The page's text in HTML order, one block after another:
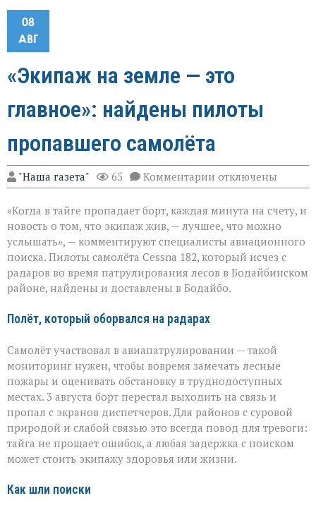
08
АВГ
«Экипаж на земле — это
главное»: найдены пилоты
пропавшего самолёта
"Наша газета" 65 Комментарии к
записи
на
земле — это
главное»:
найдены
пилоты
пропавшего
самолёта
отключены
«Когда в тайге пропадает борт, каждая минута на счету, и
новость о том, что экипаж жив, — лучшее, что можно
услышать», — комментируют специалисты авиационного
поиска. Пилоты самолёта Cessna 182, который исчез с
радаров во время патрулирования лесов в Бодайбинском
районе, найдены и доставлены в Бодайбо.
Полёт, который оборвался на радарах
Самолёт участвовал в авиапатрулировании — такой
мониторинг нужен, чтобы вовремя замечать лесные
пожары и оценивать обстановку в труднодоступных
местах. 3 августа борт перестал выходить на связь и
пропал с экранов диспетчеров. Для районов с суровой
природой и слабой связью это всегда повод для тревоги:
тайга не прощает ошибок, а любая задержка с поиском
может стоить экипажу здоровья или жизни.
Как шли поиски